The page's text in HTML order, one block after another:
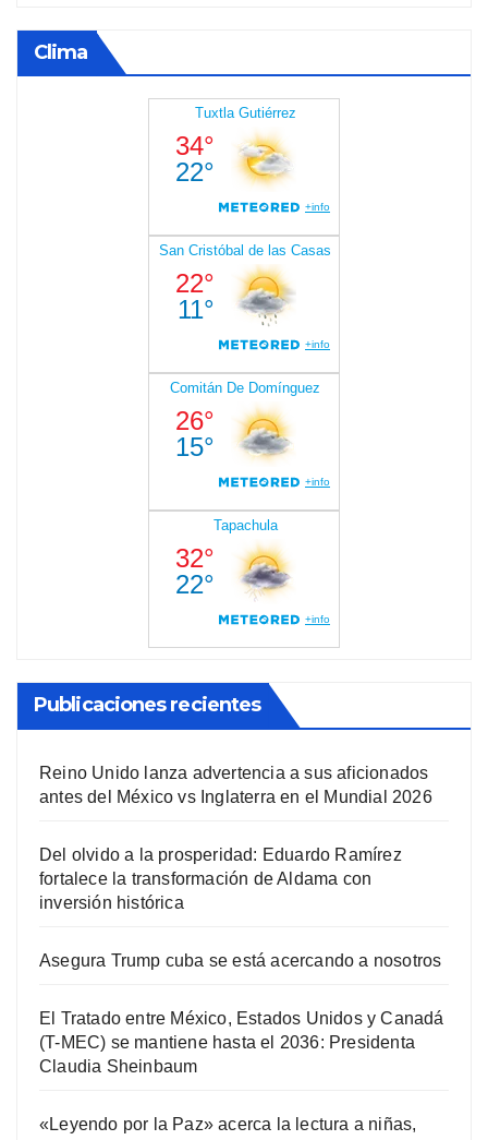
Clima
Publicaciones recientes
Reino Unido lanza advertencia a sus aficionados
antes del México vs Inglaterra en el Mundial 2026
Del olvido a la prosperidad: Eduardo Ramírez
fortalece la transformación de Aldama con
inversión histórica
Asegura Trump cuba se está acercando a nosotros
El Tratado entre México, Estados Unidos y Canadá
(T-MEC) se mantiene hasta el 2036: Presidenta
Claudia Sheinbaum
«Leyendo por la Paz» acerca la lectura a niñas,